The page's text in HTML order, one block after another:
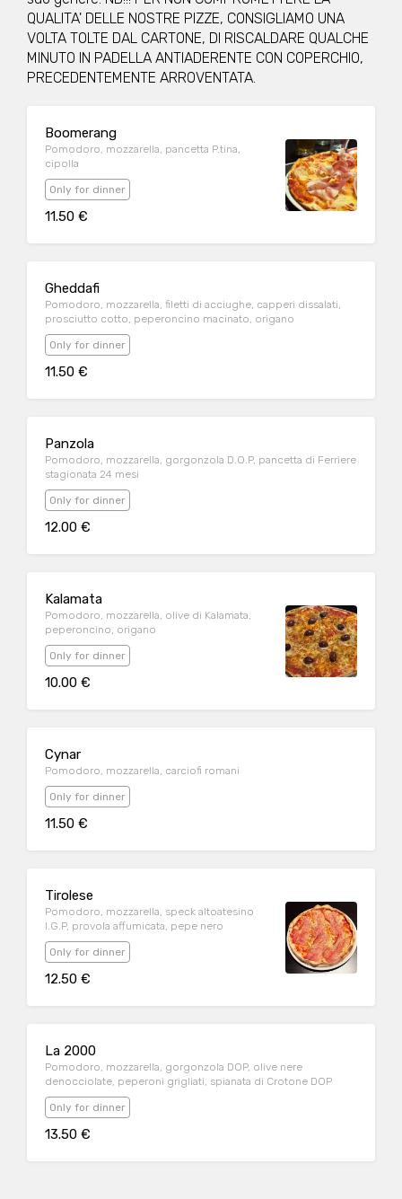
QUALITA' DELLE NOSTRE PIZZE, CONSIGLIAMO UNA
VOLTA TOLTE DAL CARTONE, DI RISCALDARE QUALCHE
MINUTO IN PADELLA ANTIADERENTE CON COPERCHIO,
PRECEDENTEMENTE ARROVENTATA.
Boomerang
Pomodoro, mozzarella, pancetta P.tina,
cipolla
Only for dinner
11.50 €
Gheddafi
Pomodoro, mozzarella, filetti di acciughe, capperi dissalati,
prosciutto cotto, peperoncino macinato, origano
Only for dinner
11.50 €
Panzola
Pomodoro, mozzarella, gorgonzola D.O.P, pancetta di Ferriere
stagionata 24 mesi
Only for dinner
12.00 €
Kalamata
Pomodoro, mozzarella, olive di Kalamata,
peperoncino, origano
Only for dinner
10.00 €
Cynar
Pomodoro, mozzarella, carciofi romani
Only for dinner
11.50 €
Tirolese
Pomodoro, mozzarella, speck altoatesino
I.G.P, provola affumicata, pepe nero
Only for dinner
12.50 €
La 2000
Pomodoro, mozzarella, gorgonzola DOP, olive nere
denocciolate, peperoni grigliati, spianata di Crotone DOP
Only for dinner
13.50 €